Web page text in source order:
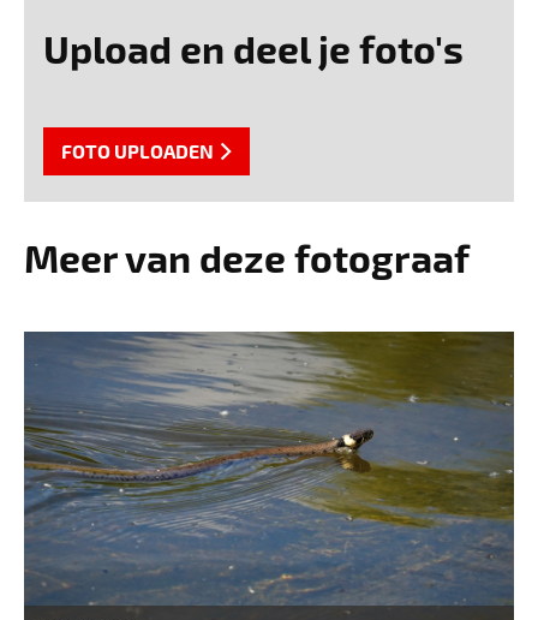
Upload en deel je foto's
FOTO UPLOADEN
Meer van deze fotograaf